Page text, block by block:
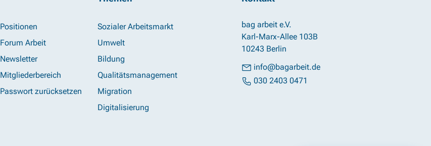
Positionen
Forum Arbeit
Newsletter
Mitgliederbereich
Passwort zurücksetzen
Sozialer Arbeitsmarkt
Umwelt
Bildung
Qualitätsmanagement
Migration
Digitalisierung
bag arbeit e.V.
Karl-Marx-Allee 103B
10243 Berlin
info@bagarbeit.de
030 2403 0471